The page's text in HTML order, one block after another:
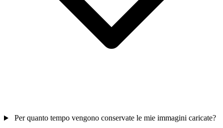
Per quanto tempo vengono conservate le mie immagini caricate?